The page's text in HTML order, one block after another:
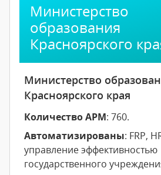
Министерство
образования
Красноярского
Министерство
Красноярского края
Количество АРМ: 760.
Автоматизированы: FRP,
управление эффективностью
государственного